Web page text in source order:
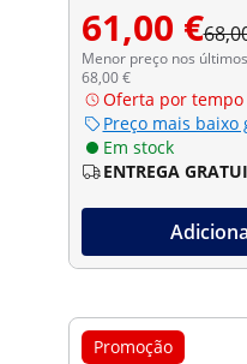
61,00 €
Menor preço nos
68,00 €
Oferta por
Preço mais baixo
Em stock
ENTREGA
Promoção